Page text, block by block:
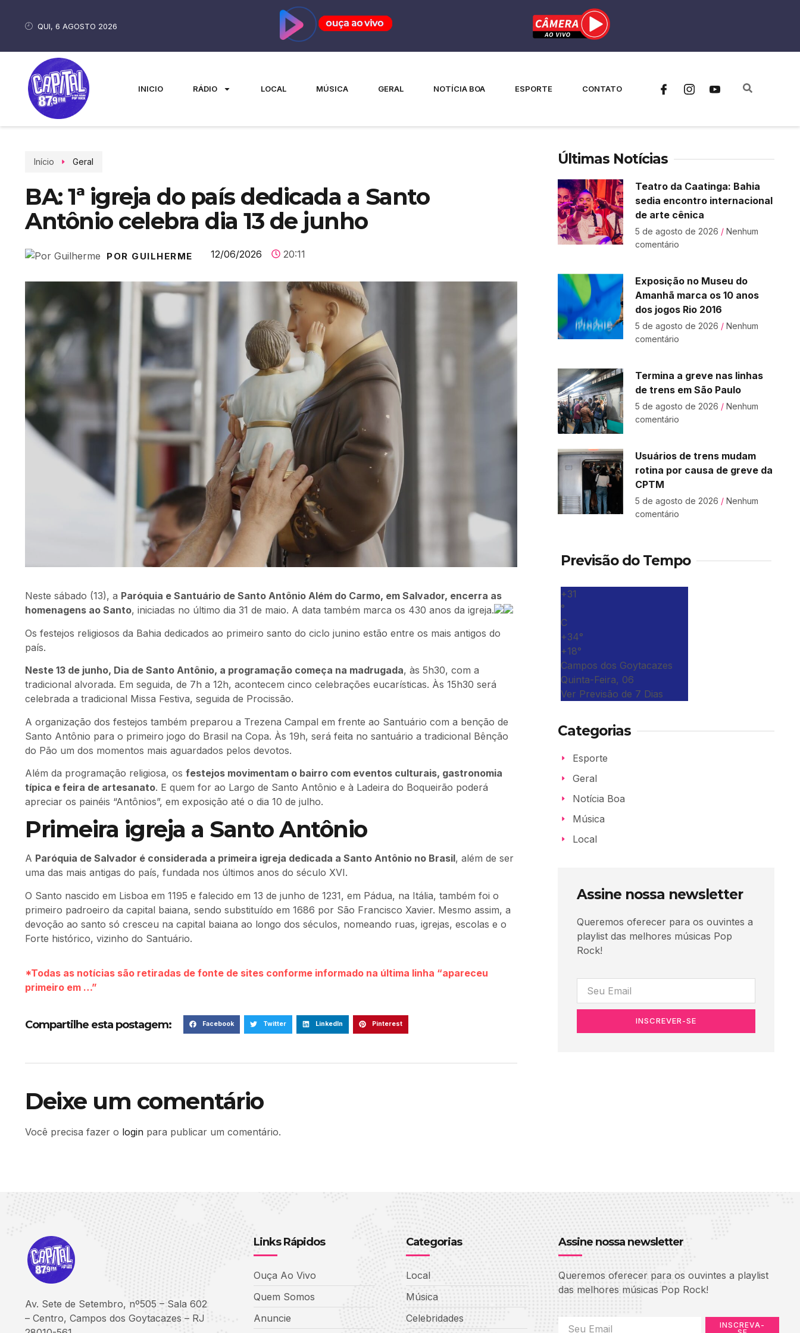
QUI, 6 AGOSTO 2026
INICIO RÁDIO LOCAL MÚSICA GERAL NOTÍCIA BOA ESPORTE CONTATO
Início Geral
BA: 1ª igreja do país dedicada a Santo
Antônio celebra dia 13 de junho
POR GUILHERME 12/06/2026 20:11
Neste sábado (13), a Paróquia e Santuário de Santo Antônio Além do Carmo, em Salvador, encerra as
homenagens ao Santo, iniciadas no último dia 31 de maio. A data também marca os 430 anos da igreja.
Os festejos religiosos da Bahia dedicados ao primeiro santo do ciclo junino estão entre os mais antigos do
país.
Neste 13 de junho, Dia de Santo Antônio, a programação começa na madrugada, às 5h30, com a
tradicional alvorada. Em seguida, de 7h a 12h, acontecem cinco celebrações eucarísticas. Às 15h30 será
celebrada a tradicional Missa Festiva, seguida de Procissão.
A organização dos festejos também preparou a Trezena Campal em frente ao Santuário com a benção de
Santo Antônio para o primeiro jogo do Brasil na Copa. Às 19h, será feita no santuário a tradicional Bênção
do Pão um dos momentos mais aguardados pelos devotos.
Além da programação religiosa, os festejos movimentam o bairro com eventos culturais, gastronomia
típica e feira de artesanato. E quem for ao Largo de Santo Antônio e à Ladeira do Boqueirão poderá
apreciar os painéis “Antônios”, em exposição até o dia 10 de julho.
Primeira igreja a Santo Antônio
A Paróquia de Salvador é considerada a primeira igreja dedicada a Santo Antônio no Brasil, além de ser
uma das mais antigas do país, fundada nos últimos anos do século XVI.
O Santo nascido em Lisboa em 1195 e falecido em 13 de junho de 1231, em Pádua, na Itália, também foi o
primeiro padroeiro da capital baiana, sendo substituído em 1686 por São Francisco Xavier. Mesmo assim, a
devoção ao santo só cresceu na capital baiana ao longo dos séculos, nomeando ruas, igrejas, escolas e o
Forte histórico, vizinho do Santuário.
*Todas as notícias são retiradas de fonte de sites conforme informado na última linha “apareceu
primeiro em …”
Compartilhe esta postagem: Facebook Twitter LinkedIn Pinterest
Deixe um comentário
Você precisa fazer o login para publicar um comentário.
Últimas Notícias
Teatro da Caatinga: Bahia
sedia encontro internacional
de arte cênica
5 de agosto de 2026 Nenhum
comentário
Exposição no Museu do
Amanhã marca os 10 anos
dos jogos Rio 2016
5 de agosto de 2026 Nenhum
comentário
Termina a greve nas linhas
de trens em São Paulo
5 de agosto de 2026 Nenhum
comentário
Usuários de trens mudam
rotina por causa de greve da
CPTM
5 de agosto de 2026 Nenhum
comentário
Previsão do Tempo
+31
°
C
+34°
+18°
Campos dos Goytacazes
Quinta-Feira, 06
Ver Previsão de 7 Dias
Categorias
Esporte
Geral
Notícia Boa
Música
Local
Assine nossa newsletter
Queremos oferecer para os ouvintes a
playlist das melhores músicas Pop
Rock!
INSCREVER-SE
Av. Sete de Setembro, nº505 – Sala 602
– Centro, Campos dos Goytacazes – RJ
Links Rápidos
Ouça Ao Vivo
Quem Somos
Anuncie
Categorias
Local
Música
Celebridades
Assine nossa newsletter
Queremos oferecer para os ouvintes a playlist
das melhores músicas Pop Rock!
INSCREVA-